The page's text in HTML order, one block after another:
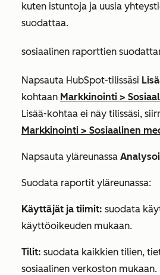
kuten istuntoja ja uusia
suodattaa.
sosiaalinen raporttien
Napsauta HubSpot-tilissäsi
kohtaan Markkinointi >
Lisää-kohtaa ei näy tilissäsi,
Markkinointi > Sosiaalinen
Napsauta yläreunassa
Suodata raportit yläreunassa:
Käyttäjät ja tiimit: suodata
käyttöoikeuden mukaan.
Tilit: suodata kaikkien tilien,
sosiaalinen verkoston mukaan.